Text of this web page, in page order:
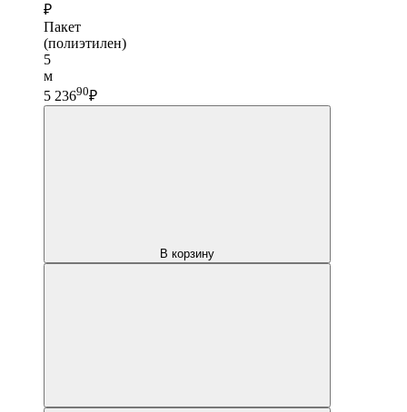
₽
Пакет
(полиэтилен)
5
м
5 23690₽
В корзину